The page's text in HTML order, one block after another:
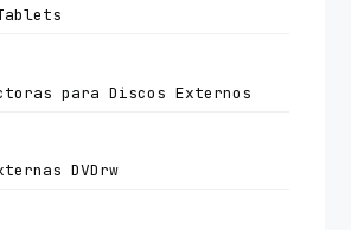
para Discos Externos
DVDrw